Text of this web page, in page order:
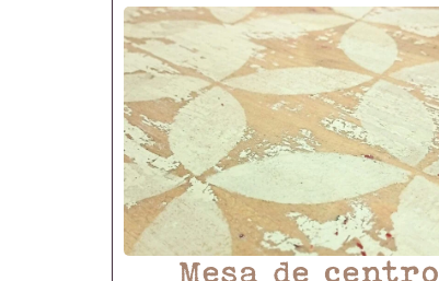
Mesa de centro